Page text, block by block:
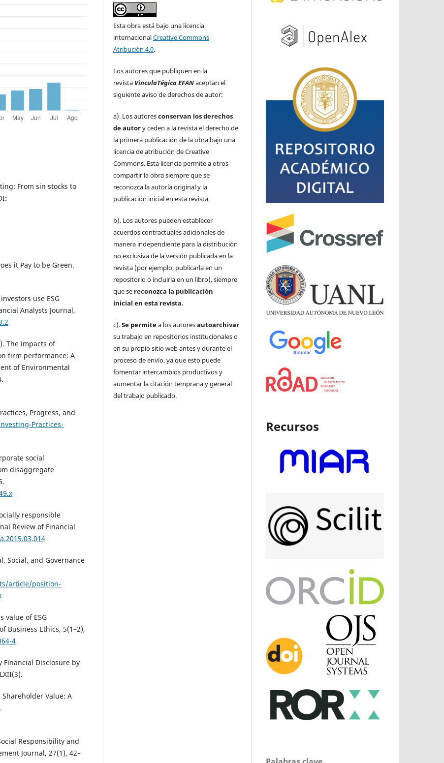
From sin stocks to
it Pay to be Green.
use ESG
Analysts Journal,
The impacts of
firm performance: A
of Environmental
Progress, and
Practices-
social
disaggregate
responsible
Review of Financial
Social, and Governance
article/position-
value of ESG
Business Ethics, 5(1–2),
4
Financial Disclosure by
Value: A
Responsibility and
Journal, 27(1), 42–
Esta obra está bajo una licencia
internacionalCreative Commons
Atribución 4.0.
Los autores que publiquen en la
revista VinculaTégica EFANaceptan el
siguiente aviso de derechos de autor:
a). Los autoresconservan los derechos
de autory ceden a la revista el derecho de
la primera publicación de la obra bajo una
licencia de atribución de Creative
Commons. Esta licencia permite a otros
compartir la obra siempre que se
reconozca la autoría original y la
publicación inicial en esta revista.
b). Los autores pueden establecer
acuerdos contractuales adicionales de
manera independiente para la distribución
no exclusiva de la versión publicada en la
revista (por ejemplo, publicarla en un
repositorio o incluirla en un libro), siempre
que se reconozca la publicación
inicial en esta revista.
c).Se permitea los autoresautoarchivar
su trabajo en repositorios institucionales o
en su propio sitio web antes y durante el
proceso de envío, ya que esto puede
fomentar intercambios productivos y
aumentar la citación temprana y general
del trabajo publicado.
Recursos